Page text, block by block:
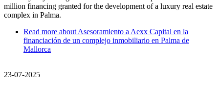
million financing granted for the development of a luxury real estate
complex in Palma.
Read more about Asesoramiento a Aexx Capital en la
financiación de un complejo inmobiliario en Palma de
Mallorca
23-07-2025